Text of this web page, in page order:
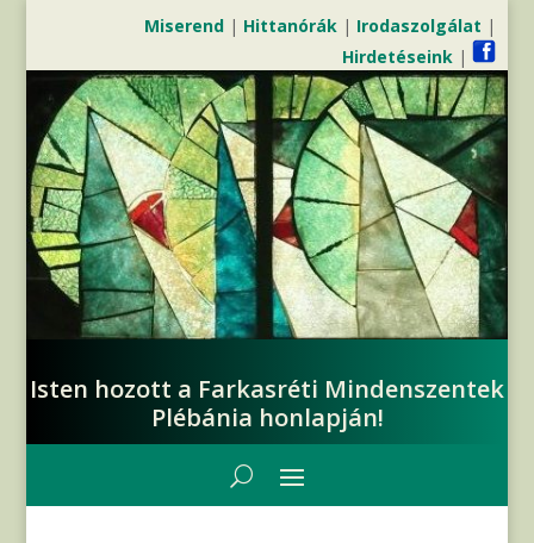
Miserend| Hittanórák| Irodaszolgálat |
Hirdetéseink|
Isten hozott a Farkasréti Mindenszentek
Plébánia honlapján!